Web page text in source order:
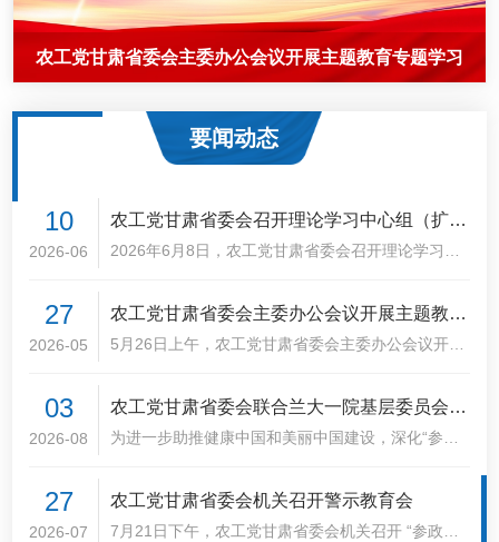
农工党甘肃省委会机关召开2026年第10次政治理论集中
学习会议
农工党甘肃省委会召开理论学习中心组（扩大）学习会
暨“参政为公、实干为民”主题教育读书班
农工党甘肃省委会主委办公会议开展主题教育专题学习
要闻动态
10
2026-06
农工党甘肃省委会召开理论学习中心组（扩
大）学习会暨“参政为公、实干为民”主题教育
2026年6月8日，农工党甘肃省委会召开理论学习中
天康主持会议并讲话，副主委黄宝荣、刘兴荣、王向
机、王社宁参加会议。会议深入学习贯彻习近平总书
务；班子成员进行交流研讨或提交书面材料。
27
2026-05
农工党甘肃省委会主委办公会议开展主题教育
专题学习
5月26日上午，农工党甘肃省委会主委办公会议开
03
2026-08
农工党甘肃省委会联合兰大一院基层委员会赴
临潭开展健康义诊活动
为进一步助推健康中国和美丽中国建设，深化“参政
大学第一医院基层委员会赴甘南州临潭县店子镇开展
健康义诊活动，把优质诊疗服务与健康知识送到百
27
2026-07
农工党甘肃省委会机关召开警示教育会
7月21日下午，农工党甘肃省委会机关召开 “参政为